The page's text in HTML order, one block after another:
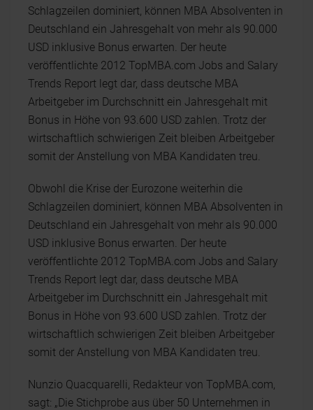
Schlagzeilen dominiert, können MBA Absolventen in
Deutschland ein Jahresgehalt von mehr als 90.000
USD inklusive Bonus erwarten. Der heute
veröffentlichte 2012 TopMBA.com Jobs and Salary
Trends Report legt dar, dass deutsche MBA
Arbeitgeber im Durchschnitt ein Jahresgehalt mit
Bonus in Höhe von 93.600 USD zahlen. Trotz der
wirtschaftlich schwierigen Zeit bleiben Arbeitgeber
somit der Anstellung von MBA Kandidaten treu.
Obwohl die Krise der Eurozone weiterhin die
Schlagzeilen dominiert, können MBA Absolventen in
Deutschland ein Jahresgehalt von mehr als 90.000
USD inklusive Bonus erwarten. Der heute
veröffentlichte 2012 TopMBA.com Jobs and Salary
Trends Report legt dar, dass deutsche MBA
Arbeitgeber im Durchschnitt ein Jahresgehalt mit
Bonus in Höhe von 93.600 USD zahlen. Trotz der
wirtschaftlich schwierigen Zeit bleiben Arbeitgeber
somit der Anstellung von MBA Kandidaten treu.
Nunzio Quacquarelli, Redakteur von TopMBA.com,
sagt: „Die Stichprobe aus über 50 Unternehmen in